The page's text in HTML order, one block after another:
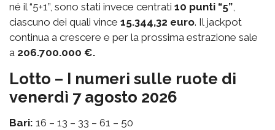
né il “5+1”, sono stati invece centrati 10 punti “5”,
ciascuno dei quali vince 15.344,32 euro. Il jackpot
continua a crescere e per la prossima estrazione sale
a 206.700.000 €.
Lotto – I numeri sulle ruote di
venerdì 7 agosto 2026
Bari: 16 – 13 – 33 – 61 – 50